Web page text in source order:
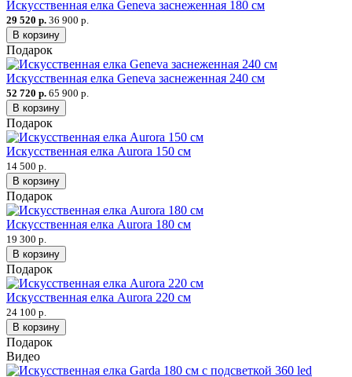
Искусственная елка Geneva заснеженная 180 см
29 520 р. 36 900 р.
В корзину
Подарок
Искусственная елка Geneva заснеженная 240 см
52 720 р. 65 900 р.
В корзину
Подарок
Искусственная елка Aurora 150 см
14 500 р.
В корзину
Подарок
Искусственная елка Aurora 180 см
19 300 р.
В корзину
Подарок
Искусственная елка Aurora 220 см
24 100 р.
В корзину
Подарок
Видео